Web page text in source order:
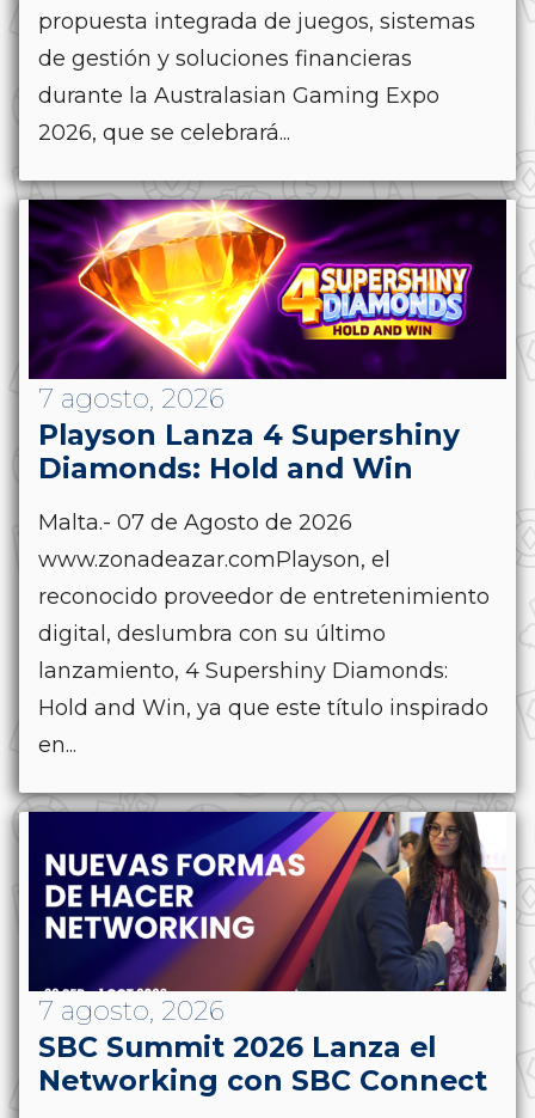
propuesta integrada de juegos, sistemas
de gestión y soluciones financieras
durante la Australasian Gaming Expo
2026, que se celebrará...
7 agosto, 2026
Playson Lanza 4 Supershiny
Diamonds: Hold and Win
Malta.- 07 de Agosto de 2026
www.zonadeazar.comPlayson, el
reconocido proveedor de entretenimiento
digital, deslumbra con su último
lanzamiento, 4 Supershiny Diamonds:
Hold and Win, ya que este título inspirado
en...
7 agosto, 2026
SBC Summit 2026 Lanza el
Networking con SBC Connect